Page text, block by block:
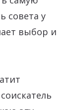
совета у
выбор и